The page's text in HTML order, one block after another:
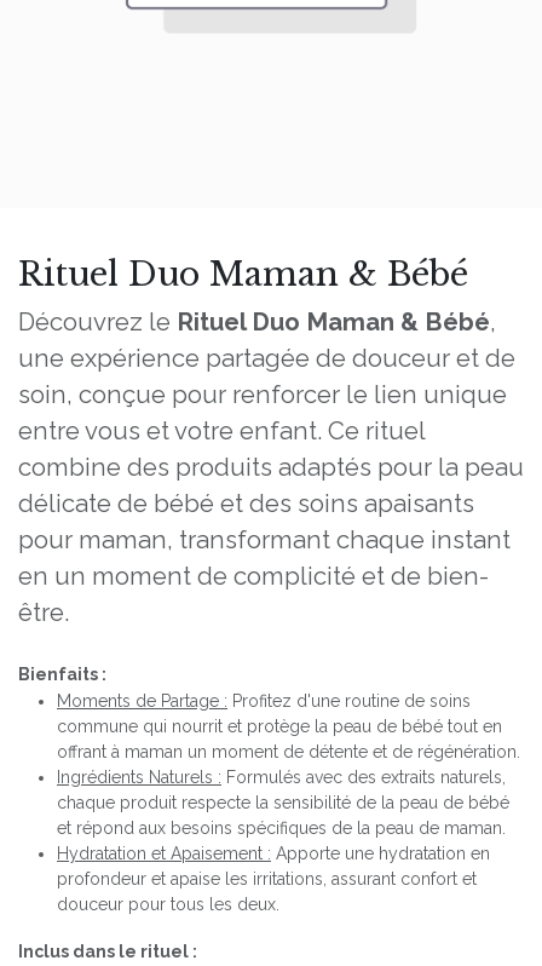
Rituel Duo Maman & Bébé
Découvrez le Rituel Duo Maman & Bébé,
une expérience partagée de douceur et de
soin, conçue pour renforcer le lien unique
entre vous et votre enfant. Ce rituel
combine des produits adaptés pour la peau
délicate de bébé et des soins apaisants
pour maman, transformant chaque instant
en un moment de complicité et de bien-
être.
Bienfaits :
Moments de Partage : Profitez d'une routine de soins
commune qui nourrit et protège la peau de bébé tout en
offrant à maman un moment de détente et de régénération.
Ingrédients Naturels : Formulés avec des extraits naturels,
chaque produit respecte la sensibilité de la peau de bébé
et répond aux besoins spécifiques de la peau de maman.
Hydratation et Apaisement : Apporte une hydratation en
profondeur et apaise les irritations, assurant confort et
douceur pour tous les deux.
Inclus dans le rituel :